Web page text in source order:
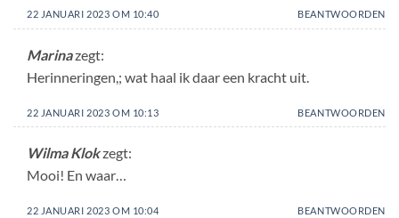
22 JANUARI 2023 OM 10:40 BEANTWOORDEN
Marinazegt:
Herinneringen,; wat haal ik daar een kracht uit.
22 JANUARI 2023 OM 10:13 BEANTWOORDEN
Wilma Klokzegt:
Mooi! En waar…
22 JANUARI 2023 OM 10:04 BEANTWOORDEN